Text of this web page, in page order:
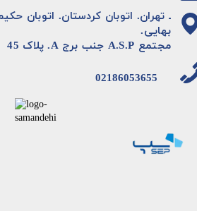
ـ تهران. اتوبان کردستان. اتوبان
بهایی.
مجتمع A.S.P جنب برج A. پلاک 45
02186053655